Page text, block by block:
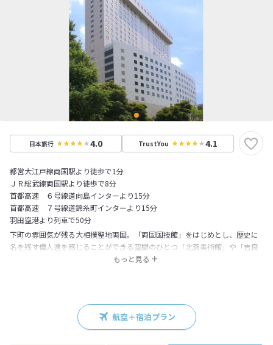
日本旅行 4.0 TrustYou 4.1
都営大江戸線両国駅より徒歩で1分
ＪＲ総武線両国駅より徒歩で8分
首都高速 ６号線道向島インターより15分
首都高速 ７号線道錦糸町インターより15分
羽田空港より列車で50分
もっと見る
下町の雰囲気が残る大相撲聖地両国。「両国国技館」をはじめとし、歴史に
名を残す偉人達を感じることができる空間のひとつ「北斎美術館」や「吉良
邸後」のほか「江戸東京博物館」や、「旧安田庭園」、「花火資料館」な
航空＋宿泊プラン